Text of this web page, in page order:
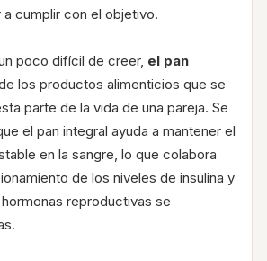
a cumplir con el objetivo.
poco difícil de creer, el pan
los productos alimenticios que se
parte de la vida de una pareja. Se
el pan integral ayuda a mantener el
en la sangre, lo que colabora
de los niveles de insulina y
reproductivas se